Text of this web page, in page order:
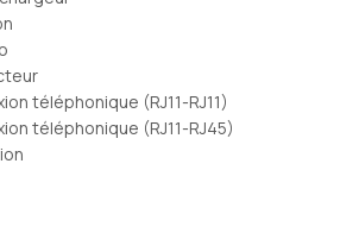
téléphonique (RJ11-RJ11)
téléphonique (RJ11-RJ45)